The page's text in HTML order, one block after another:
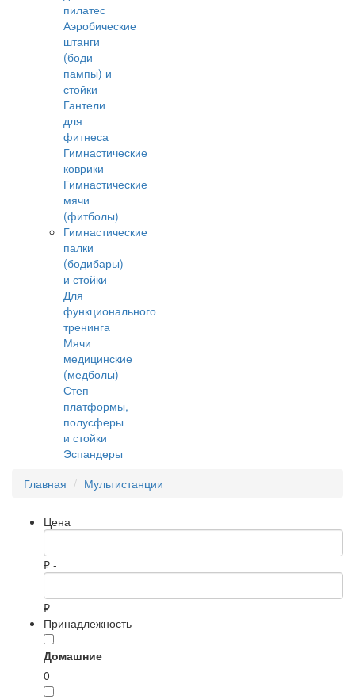
пилатес
Аэробические
штанги
(боди-
пампы) и
стойки
Гантели
для
фитнеса
Гимнастические
коврики
Гимнастические
мячи
(фитболы)
Гимнастические
палки
(бодибары)
и стойки
Для
функционального
тренинга
Мячи
медицинские
(медболы)
Степ-
платформы,
полусферы
и стойки
Эспандеры
Главная
Мультистанции
Цена
₽ -
₽
Принадлежность
Домашние
0